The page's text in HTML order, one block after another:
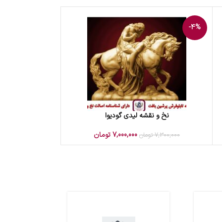
-4%
افزودن به سبد خریدنخ و نقشه لیدی گودیوا
7,300,000 تومان 7,000,000تومان